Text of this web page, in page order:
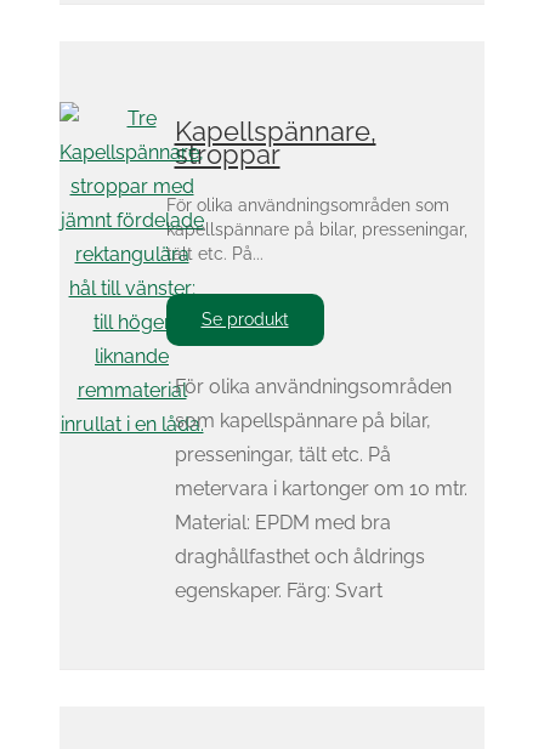
Kapellspännare,
stroppar
För olika användningsområden som
kapellspännare på bilar, presseningar,
tält etc. På...
Se produkt
För olika användningsområden
som kapellspännare på bilar,
presseningar, tält etc. På
metervara i kartonger om 10 mtr.
Material: EPDM med bra
draghållfasthet och åldrings
egenskaper. Färg: Svart